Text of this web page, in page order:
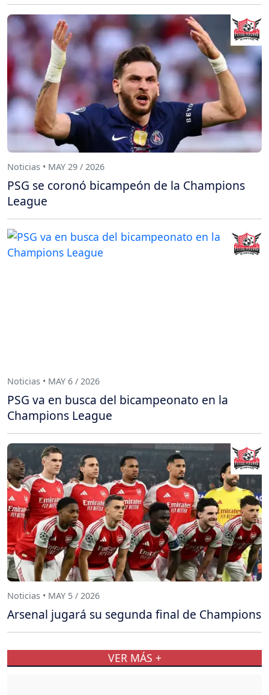
Noticias • MAY 29 / 2026
PSG se coronó bicampeón de la Champions
League
Noticias • MAY 6 / 2026
PSG va en busca del bicampeonato en la
Champions League
Noticias • MAY 5 / 2026
Arsenal jugará su segunda final de Champions
VER MÁS +